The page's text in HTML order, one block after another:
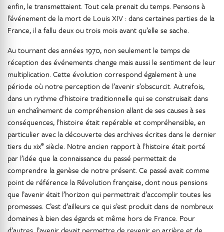
enfin, le transmettaient. Tout cela prenait du temps. Pensons à
l’événement de la mort de Louis XIV : dans certaines parties de la
France, il a fallu deux ou trois mois avant qu’elle se sache.
Au tournant des années 1970, non seulement le temps de
réception des événements change mais aussi le sentiment de leur
multiplication. Cette évolution correspond également à une
période où notre perception de l’avenir s’obscurcit. Autrefois,
dans un rythme d’histoire traditionnelle qui se construisait dans
un enchaînement de compréhension allant de ses causes à ses
conséquences, l’histoire était repérable et compréhensible, en
particulier avec la découverte des archives écrites dans le dernier
tiers du xixe siècle. Notre ancien rapport à l’histoire était porté
par l’idée que la connaissance du passé permettait de
comprendre la genèse de notre présent. Ce passé avait comme
point de référence la Révolution française, dont nous pensions
que l’avenir était l’horizon qui permettrait d’accomplir toutes les
promesses. C’est d’ailleurs ce qui s’est produit dans de nombreux
domaines à bien des égards et même hors de France. Pour